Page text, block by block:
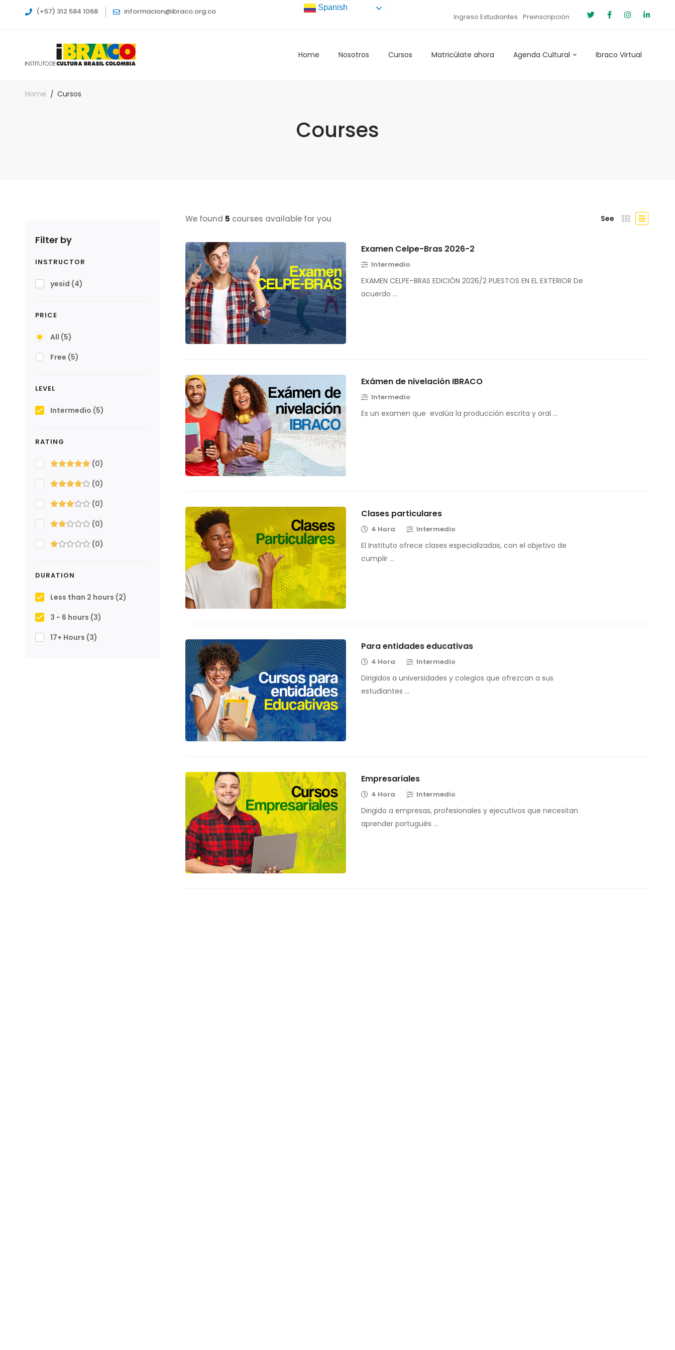
(+57) 312 584 1068 informacion@ibraco.org.co
Ingreso Estudiantes Preinscripción
Home Nosotros Cursos Matricúlate ahora Agenda Cultural Ibraco Virtual
Home Cursos
Courses
Filter by
INSTRUCTOR
yesid (4)
PRICE
All (5)
Free (5)
LEVEL
Intermedio (5)
RATING
(0)
(0)
(0)
(0)
(0)
DURATION
Less than 2 hours (2)
3 - 6 hours (3)
17+ Hours (3)
We found 5 courses available for you See
Examen Celpe-Bras 2026-2
Intermedio
EXAMEN CELPE–BRAS EDICIÓN 2026/2 PUESTOS EN EL EXTERIOR De
acuerdo …
Exámen de nivelación IBRACO
Intermedio
Es un examen que evalúa la producción escrita y oral …
Clases particulares
4 Hora Intermedio
El Instituto ofrece clases especializadas, con el objetivo de
cumplir …
Para entidades educativas
4 Hora Intermedio
Dirigidos a universidades y colegios que ofrezcan a sus
estudiantes …
Empresariales
4 Hora Intermedio
Dirigido a empresas, profesionales y ejecutivos que necesitan
aprender portugués …
Spanish